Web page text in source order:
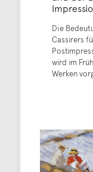
Die
Cassirers
wird im
Werken